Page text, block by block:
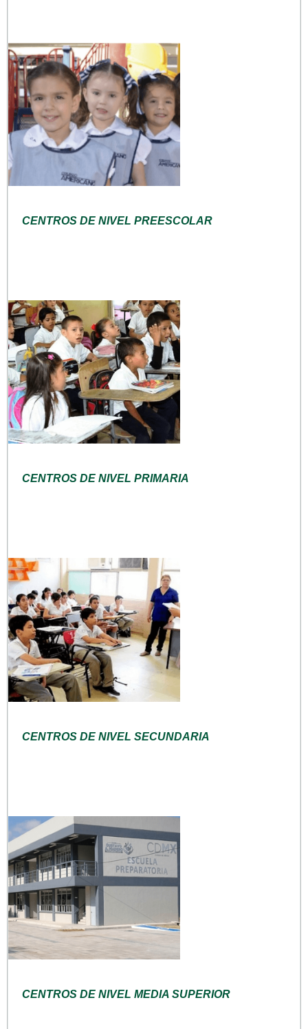
CENTROS DE NIVEL PREESCOLAR
CENTROS DE NIVEL PRIMARIA
CENTROS DE NIVEL SECUNDARIA
CENTROS DE NIVEL MEDIA SUPERIOR